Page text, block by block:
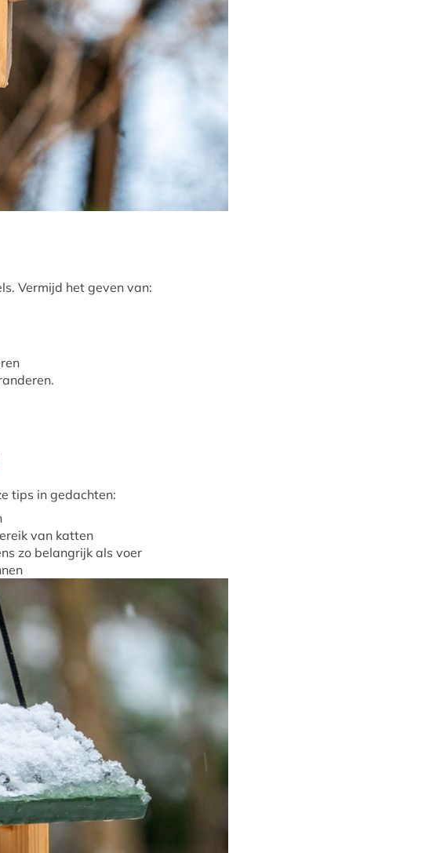
Vermijd het geven van:
tips in gedachten:
van katten
zo belangrijk als voer